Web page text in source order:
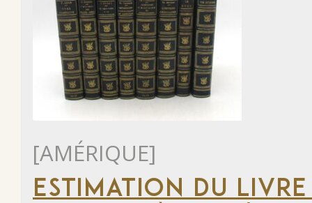
[AMÉRIQUE]
ESTIMATION DU